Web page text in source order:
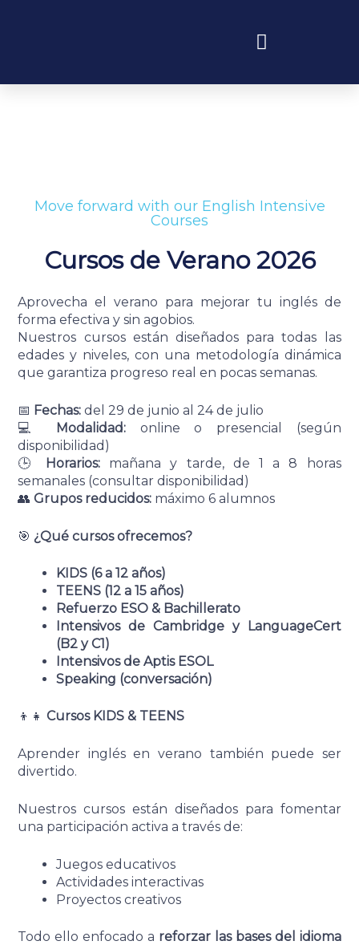
Move forward with our English Intensive
Courses
Cursos de Verano 2026
Aprovecha el verano para mejorar tu inglés de
forma efectiva y sin agobios.
Nuestros cursos están diseñados para todas las
edades y niveles, con una metodología dinámica
que garantiza progreso real en pocas semanas.
📅 Fechas: del 29 de junio al 24 de julio
💻
Modalidad:online o presencial (según
disponibilidad)
🕒
Horarios:mañana y tarde, de 1 a 8 horas
semanales (consultar disponibilidad)
👥Grupos reducidos: máximo 6 alumnos
🎯 ¿Qué cursos ofrecemos?
KIDS (6 a 12 años)
TEENS (12 a 15 años)
Refuerzo ESO & Bachillerato
Intensivos de Cambridge y LanguageCert
(B2 y C1)
Intensivos de Aptis ESOL
Speaking (conversación)
👦👧Cursos KIDS & TEENS
Aprender inglés en verano también puede ser
divertido.
Nuestros cursos están diseñados para fomentar
una participación activa a través de:
Juegos educativos
Actividades interactivas
Proyectos creativos
Todo ello enfocado a reforzar las bases del idioma